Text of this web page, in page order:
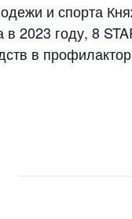
и спорта
году, 8
в